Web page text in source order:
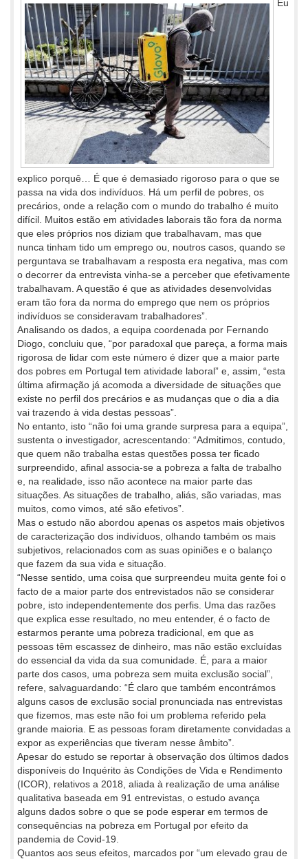
Eu
explico porquê… É que é demasiado rigoroso para o que se
passa na vida dos indivíduos. Há um perfil de pobres, os
precários, onde a relação com o mundo do trabalho é muito
difícil. Muitos estão em atividades laborais tão fora da norma
que eles próprios nos diziam que trabalhavam, mas que
nunca tinham tido um emprego ou, noutros casos, quando se
perguntava se trabalhavam a resposta era negativa, mas com
o decorrer da entrevista vinha-se a perceber que efetivamente
trabalhavam. A questão é que as atividades desenvolvidas
eram tão fora da norma do emprego que nem os próprios
indivíduos se consideravam trabalhadores”.
Analisando os dados, a equipa coordenada por Fernando
Diogo, concluiu que, “por paradoxal que pareça, a forma mais
rigorosa de lidar com este número é dizer que a maior parte
dos pobres em Portugal tem atividade laboral” e, assim, “esta
última afirmação já acomoda a diversidade de situações que
existe no perfil dos precários e as mudanças que o dia a dia
vai trazendo à vida destas pessoas”.
No entanto, isto “não foi uma grande surpresa para a equipa”,
sustenta o investigador, acrescentando: “Admitimos, contudo,
que quem não trabalha estas questões possa ter ficado
surpreendido, afinal associa-se a pobreza a falta de trabalho
e, na realidade, isso não acontece na maior parte das
situações. As situações de trabalho, aliás, são variadas, mas
muitos, como vimos, até são efetivos”.
Mas o estudo não abordou apenas os aspetos mais objetivos
de caracterização dos indivíduos, olhando também os mais
subjetivos, relacionados com as suas opiniões e o balanço
que fazem da sua vida e situação.
“Nesse sentido, uma coisa que surpreendeu muita gente foi o
facto de a maior parte dos entrevistados não se considerar
pobre, isto independentemente dos perfis. Uma das razões
que explica esse resultado, no meu entender, é o facto de
estarmos perante uma pobreza tradicional, em que as
pessoas têm escassez de dinheiro, mas não estão excluídas
do essencial da vida da sua comunidade. É, para a maior
parte dos casos, uma pobreza sem muita exclusão social”,
refere, salvaguardando: “É claro que também encontrámos
alguns casos de exclusão social pronunciada nas entrevistas
que fizemos, mas este não foi um problema referido pela
grande maioria. E as pessoas foram diretamente convidadas a
expor as experiências que tiveram nesse âmbito”.
Apesar do estudo se reportar à observação dos últimos dados
disponíveis do Inquérito às Condições de Vida e Rendimento
(ICOR), relativos a 2018, aliada à realização de uma análise
qualitativa baseada em 91 entrevistas, o estudo avança
alguns dados sobre o que se pode esperar em termos de
consequências na pobreza em Portugal por efeito da
pandemia de Covid-19.
Quantos aos seus efeitos, marcados por “um elevado grau de